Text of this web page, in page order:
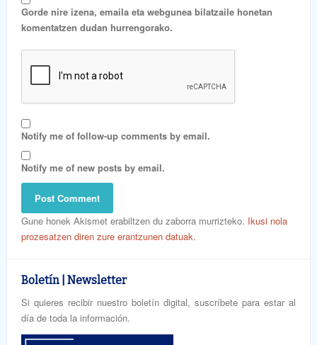
Gorde nire izena, emaila eta webgunea bilatzaile honetan
komentatzen dudan hurrengorako.
Notify me of follow-up comments by email.
Notify me of new posts by email.
Gune honek Akismet erabiltzen du zaborra murrizteko. Ikusi nola
prozesatzen diren zure erantzunen datuak.
Boletín | Newsletter
Si quieres recibir nuestro boletín digital, suscríbete para estar al
día de toda la información.